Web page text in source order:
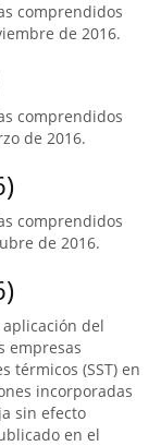
comprendidos
de 2016.
comprendidos
de 2016.
comprendidos
de 2016.
del
empresas
térmicos (SST) en
incorporadas
sin efecto
en el